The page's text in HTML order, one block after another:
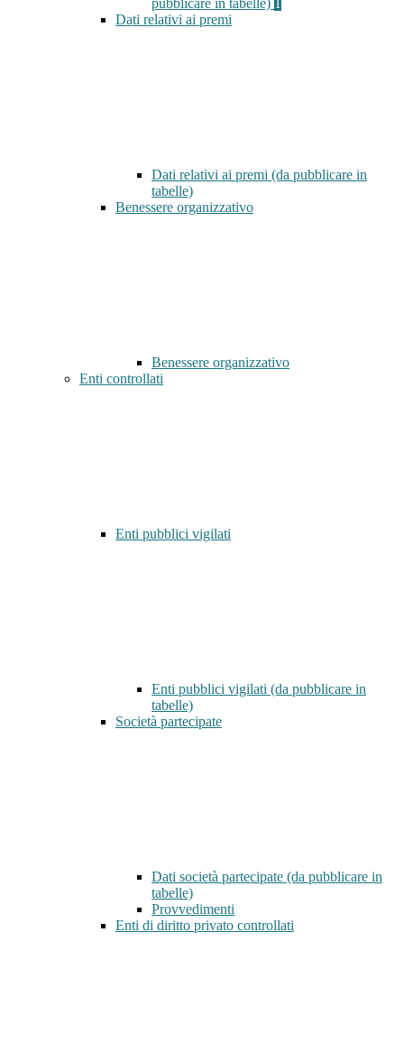
pubblicare in tabelle)
Dati relativi ai premi
Dati relativi ai premi (da pubblicare in
tabelle)
Benessere organizzativo
Benessere organizzativo
Enti controllati
Enti pubblici vigilati
Enti pubblici vigilati (da pubblicare in
tabelle)
Società partecipate
Dati società partecipate (da pubblicare in
tabelle)
Provvedimenti
Enti di diritto privato controllati